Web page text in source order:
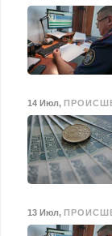
14 Июл,
13 Июл,